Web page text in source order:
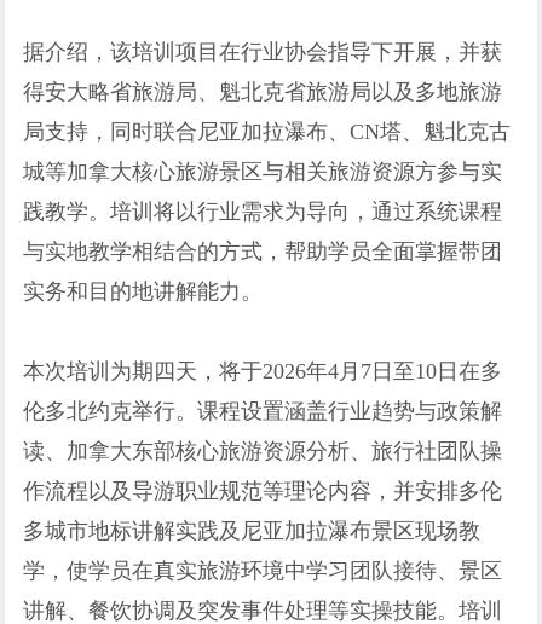
据介绍，该培训项目在行业协会指导下开展，并获
得安大略省旅游局、魁北克省旅游局以及多地旅游
局支持，同时联合尼亚加拉瀑布、CN塔、魁北克古
城等加拿大核心旅游景区与相关旅游资源方参与实
践教学。培训将以行业需求为导向，通过系统课程
与实地教学相结合的方式，帮助学员全面掌握带团
实务和目的地讲解能力。
本次培训为期四天，将于2026年4月7日至10日在多
伦多北约克举行。课程设置涵盖行业趋势与政策解
读、加拿大东部核心旅游资源分析、旅行社团队操
作流程以及导游职业规范等理论内容，并安排多伦
多城市地标讲解实践及尼亚加拉瀑布景区现场教
学，使学员在真实旅游环境中学习团队接待、景区
讲解、餐饮协调及突发事件处理等实操技能。培训